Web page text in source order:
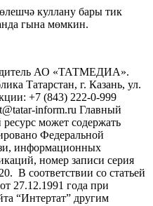
куллану бары тик
гына мөмкин.
АО «ТАТМЕДИА».
Татарстан, г. Казань, ул.
+7 (843) 222-0-999
inform.ru Главный
может содержать
Федеральной
информационных
номер записи серия
В соответствии со статьей
27.12.1991 года при
“Интертат” другим